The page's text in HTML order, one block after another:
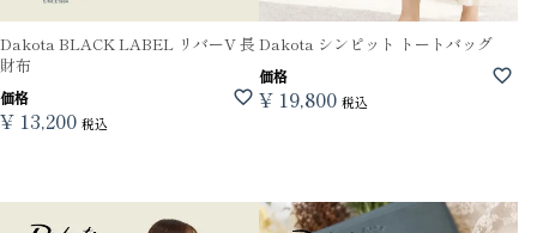
Dakota BLACK LABEL リバーV 長
財布
価格
¥ 13,200 税込
Dakota シンピット トートバッグ
価格
¥ 19,800 税込